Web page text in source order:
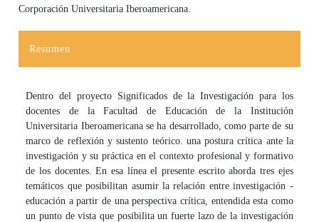
Corporación Universitaria Iberoamericana.
Resumen
Dentro del proyecto Significados de la Investigación para los
docentes de la Facultad de Educación de la Institución
Universitaria Iberoamericana se ha desarrollado, como parte de su
marco de reflexión y sustento teórico. una postura crítica ante la
investigación y su práctica en el contexto profesional y formativo
de los docentes. En esa línea el presente escrito aborda tres ejes
temáticos que posibilitan asumir la relación entre investigación -
educación a partir de una perspectiva crítica, entendida esta como
un punto de vista que posibilita un fuerte lazo de la investigación